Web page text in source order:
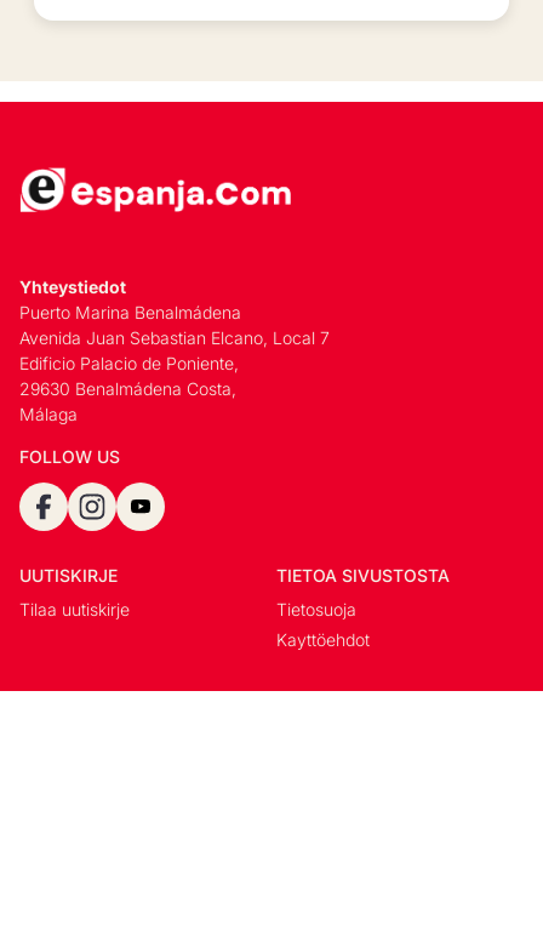
Yhteystiedot
Puerto Marina Benalmádena
Avenida Juan Sebastian Elcano, Local 7
Edificio Palacio de Poniente,
29630 Benalmádena Costa,
Málaga
FOLLOW US
UUTISKIRJE
Tilaa uutiskirje
TIETOA SIVUSTOSTA
Tietosuoja
Kayttöehdot